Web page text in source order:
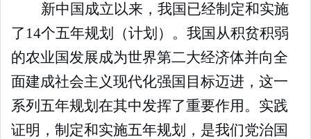
新中国成立以来，我国已经制定和实施
了14个五年规划（计划）。我国从积贫积弱
的农业国发展成为世界第二大经济体并向全
面建成社会主义现代化强国目标迈进，这一
系列五年规划在其中发挥了重要作用。实践
证明，制定和实施五年规划，是我们党治国